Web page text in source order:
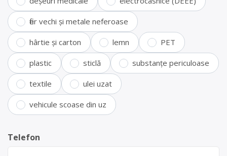
fier vechi și metale neferoase
hârtie și carton lemn PET
plastic sticlă substanțe periculoase
textile ulei uzat
vehicule scoase din uz
Telefon